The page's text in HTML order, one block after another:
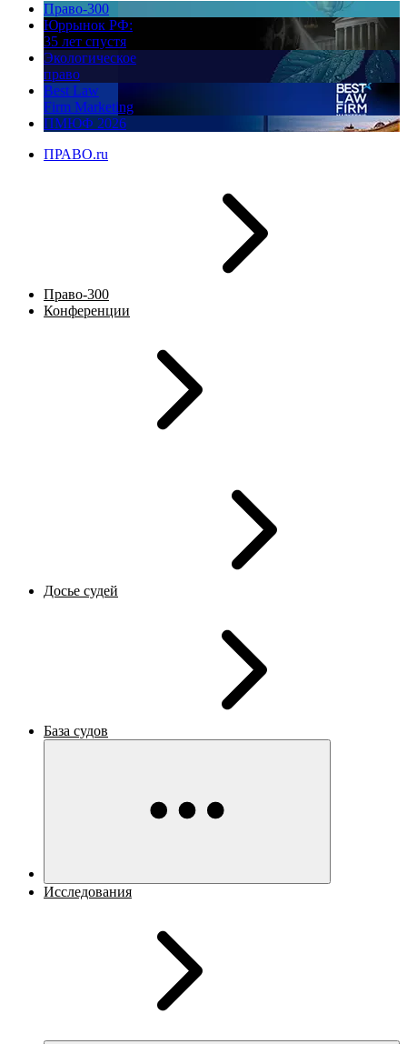
Право-300
Юррынок РФ:
35 лет спустя
Экологическое
право
Best Law
Firm Marketing
ПМЮФ 2026
ПРАВО.ru
Право-300
Конференции
Досье судей
База судов
Исследования